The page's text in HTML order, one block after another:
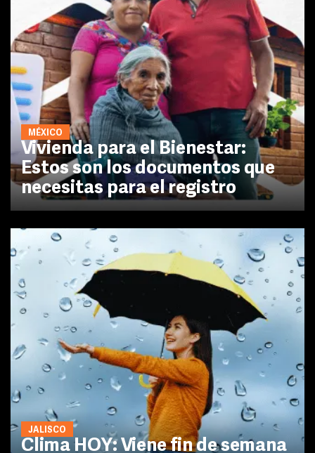
MÉXICO
Vivienda para el Bienestar:
Estos son los documentos que
necesitas para el registro
JALISCO
Clima HOY: Viene fin de semana